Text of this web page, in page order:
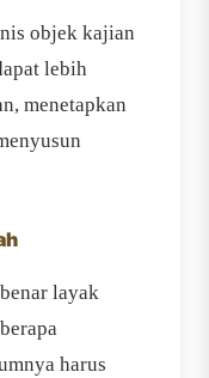
objek kajian
lebih
menetapkan
layak
harus